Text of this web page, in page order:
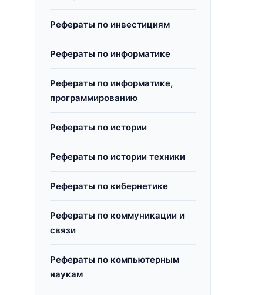
Рефераты по инвестициям
Рефераты по информатике
Рефераты по информатике,
программированию
Рефераты по истории
Рефераты по истории техники
Рефераты по кибернетике
Рефераты по коммуникации и
связи
Рефераты по компьютерным
наукам